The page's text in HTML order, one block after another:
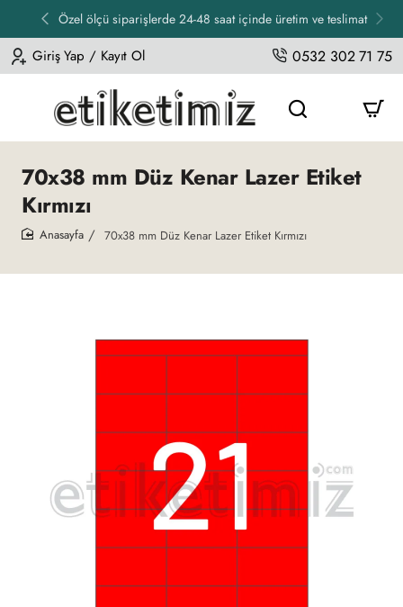
Özel ölçü siparişlerde 24-48 saat içinde üretim ve teslimat
Giriş Yap / Kayıt Ol 0532 302 71 75
70x38 mm Düz Kenar Lazer Etiket
Kırmızı
70x38 mm Düz Kenar Lazer Etiket Kırmızı